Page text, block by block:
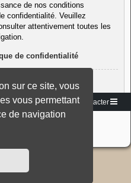
sur ce site, vous
vous permettant
de navigation
de nos conditions
confidentialité. Veuillez
attentivement toutes les
de confidentialité
Nous contacter
Limited